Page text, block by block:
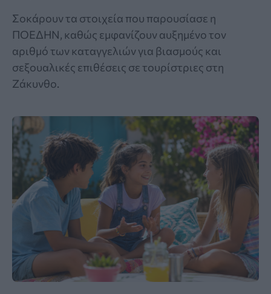
Σοκάρουν τα στοιχεία που παρουσίασε η
ΠΟΕΔΗΝ, καθώς εμφανίζουν αυξημένο τον
αριθμό των καταγγελιών για βιασμούς και
σεξουαλικές επιθέσεις σε τουρίστριες στη
Ζάκυνθο.